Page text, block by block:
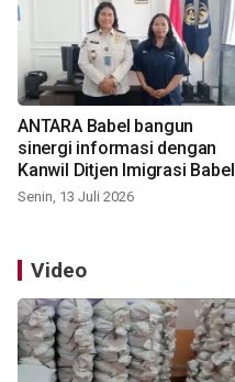
ANTARA Babel bangun
sinergi informasi dengan
Kanwil Ditjen Imigrasi Babel
Senin, 13 Juli 2026
Video